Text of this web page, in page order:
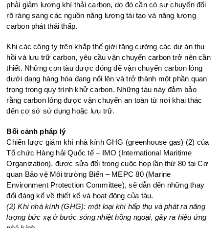
phải giảm lượng khí thải carbon, do đó cần có sự chuyển đổi
rõ ràng sang các nguồn năng lượng tái tạo và năng lượng
carbon phát thải thấp.
Khi các công ty trên khắp thế giới tăng cường các dự án thu
hồi và lưu trữ carbon, yêu cầu vận chuyển carbon trở nên cần
thiết. Những con tàu được đóng để vận chuyển carbon lỏng
dưới dạng hàng hóa đang nổi lên và trở thành một phần quan
trọng trong quy trình khử carbon. Những tàu này đảm bảo
rằng carbon lỏng được vận chuyển an toàn từ nơi khai thác
đến cơ sở sử dụng hoặc lưu trữ.
Bối cảnh pháp lý
Chiến lược giảm khí nhà kính GHG (greenhouse gas) (2) của
Tổ chức Hàng hải Quốc tế – IMO (International Maritime
Organization), được sửa đổi trong cuộc họp lần thứ 80 tại Cơ
quan Bảo vệ Môi trường Biển – MEPC 80 (Marine
Environment Protection Committee), sẽ dẫn đến những thay
đổi đáng kể về thiết kế và hoạt động của tàu.
(2) Khí nhà kính (GHG): một loại khí hấp thụ và phát ra năng
lượng bức xạ ở bước sóng nhiệt hồng ngoại, gây ra hiệu ứng